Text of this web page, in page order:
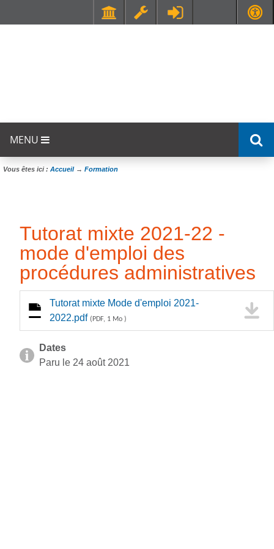
MENU
Vous êtes ici : Accueil→ Formation
Tutorat mixte 2021-22 -
mode d'emploi des
procédures administratives
Tutorat mixte Mode d'emploi 2021-
2022.pdf (PDF, 1 Mo )
Dates
Paru le 24 août 2021